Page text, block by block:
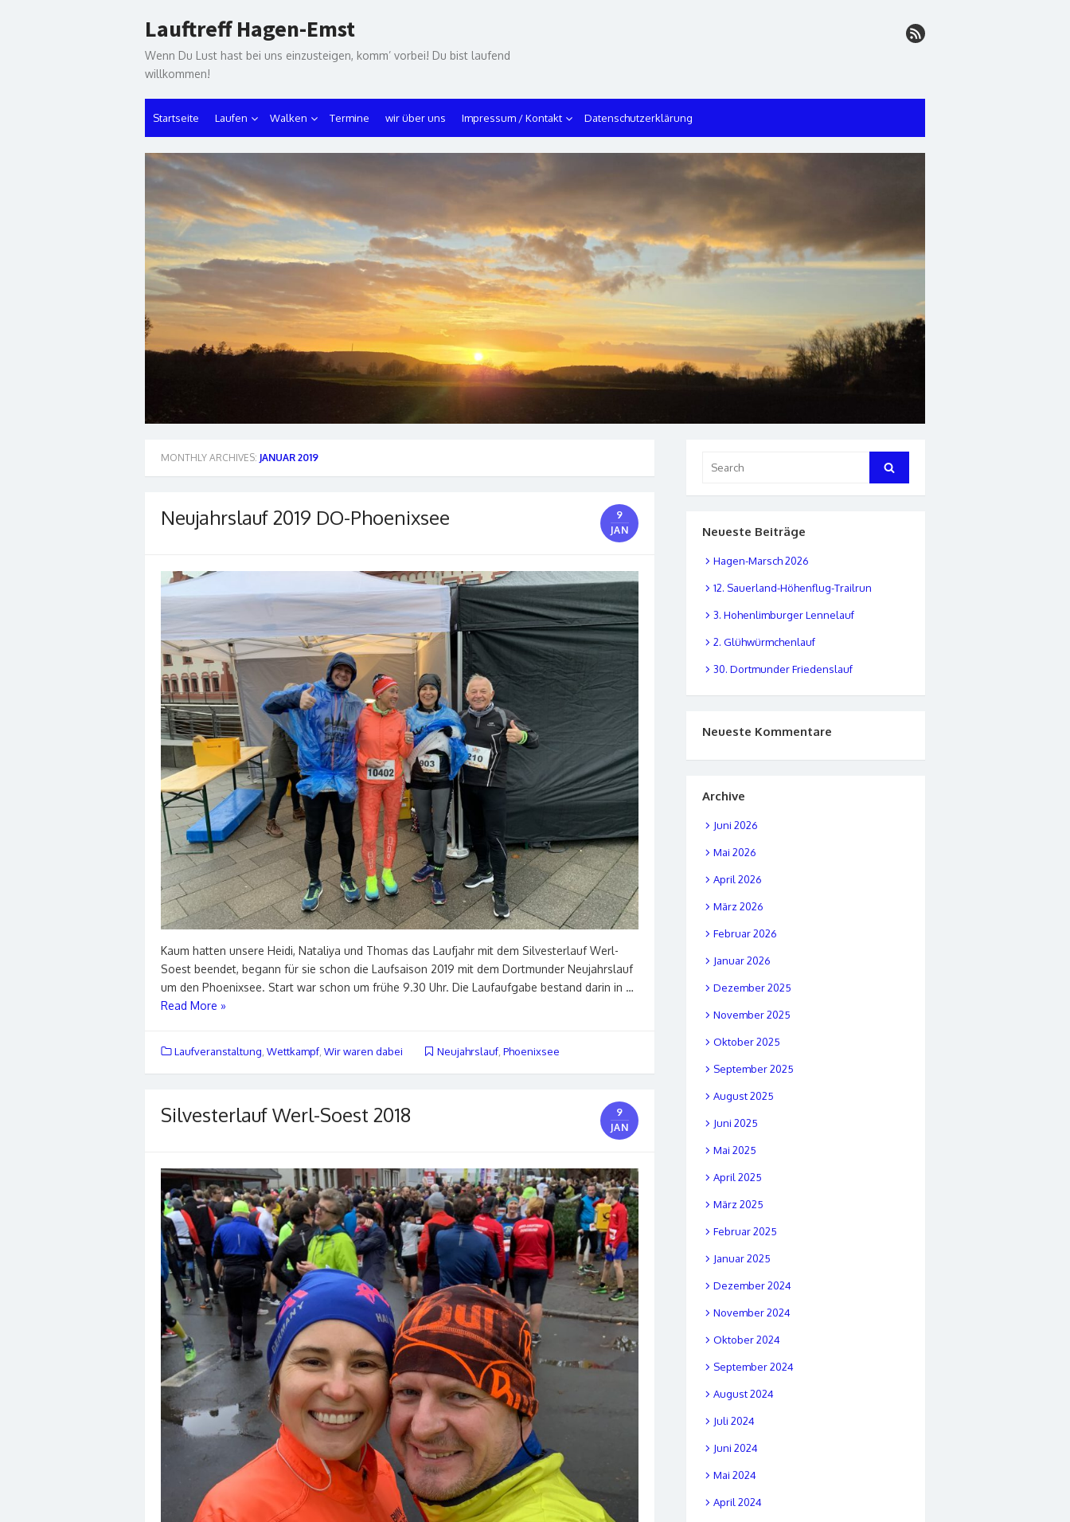
to
Lauftreff Hagen-Emst
Wenn Du Lust hast bei uns einzusteigen, komm’ vorbei! Du bist laufend
willkommen!
Startseite Laufen Walken Termine wir über uns Impressum / Kontakt Datenschutzerklärung
MONTHLY ARCHIVES: JANUAR 2019
Neujahrslauf 2019 DO-Phoenixsee
9
JAN
Kaum hatten unsere Heidi, Nataliya und Thomas das Laufjahr mit dem Silvesterlauf Werl-
Soest beendet, begann für sie schon die Laufsaison 2019 mit dem Dortmunder Neujahrslauf
um den Phoenixsee. Start war schon um frühe 9.30 Uhr. Die Laufaufgabe bestand darin in …
Read More »
Laufveranstaltung Wettkampf Wir waren dabei Neujahrslauf, Phoenixsee
Silvesterlauf Werl-Soest 2018
9
JAN
for:
Search
Neueste Beiträge
Hagen-Marsch 2026
12. Sauerland-Höhenflug-Trailrun
3. Hohenlimburger Lennelauf
2. Glühwürmchenlauf
30. Dortmunder Friedenslauf
Neueste Kommentare
Archive
Juni 2026
Mai 2026
April 2026
März 2026
Februar 2026
Januar 2026
Dezember 2025
November 2025
Oktober 2025
September 2025
August 2025
Juni 2025
Mai 2025
April 2025
März 2025
Februar 2025
Januar 2025
Dezember 2024
November 2024
Oktober 2024
September 2024
August 2024
Juli 2024
Juni 2024
Mai 2024
April 2024